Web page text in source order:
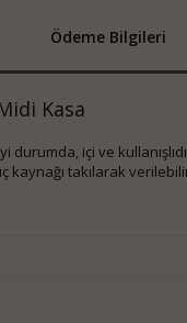
Ödeme Bilgileri
Kasa
durumda, içi ve
kaynağı takılarak